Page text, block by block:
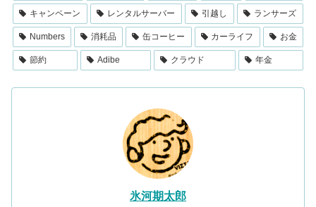
キャンペーン レンタルサーバー 引越し ランサーズ
Numbers 消耗品 缶コーヒー カーライフ お金
節約 Adibe クラウド 年金
氷河期太郎